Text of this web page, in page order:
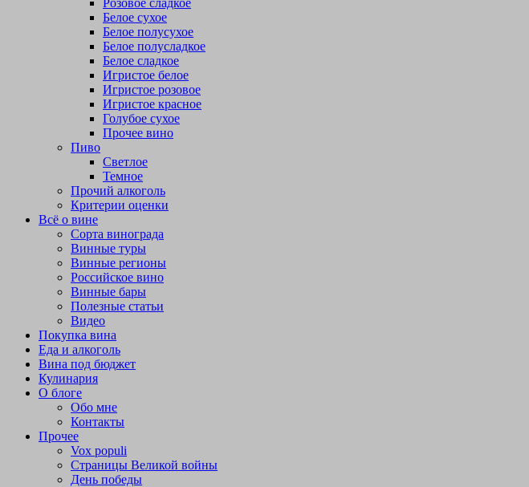
Розовое сладкое
Белое сухое
Белое полусухое
Белое полусладкое
Белое сладкое
Игристое белое
Игристое розовое
Игристое красное
Голубое сухое
Прочее вино
Пиво
Светлое
Темное
Прочий алкоголь
Критерии оценки
Всё о вине
Сорта винограда
Винные туры
Винные регионы
Российское вино
Винные бары
Полезные статьи
Видео
Покупка вина
Еда и алкоголь
Вина под бюджет
Кулинария
О блоге
Обо мне
Контакты
Прочее
Vox populi
Страницы Великой войны
День победы